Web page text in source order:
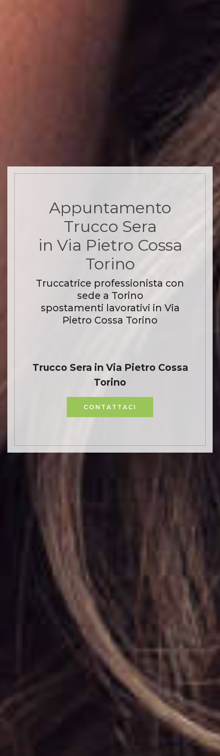
Appuntamento
Trucco Sera
in Via Pietro Cossa
Torino
Truccatrice professionista con
sede a Torino
spostamenti lavorativi in Via
Pietro Cossa Torino
Trucco Sera in Via Pietro Cossa
Torino
CONTATTACI